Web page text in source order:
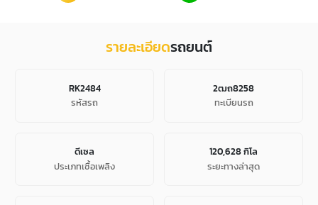
รายละเอียดรถยนต์
RK2484
รหัสรถ
2ฒถ8258
ทะเบียนรถ
ดีเซล
ประเภทเชื้อเพลิง
120,628 กิโล
ระยะทางล่าสุด